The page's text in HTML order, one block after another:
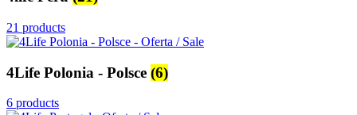
21 products
4Life Polonia - Polsce (6)
6 products